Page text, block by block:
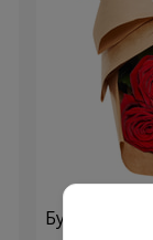
Букет в